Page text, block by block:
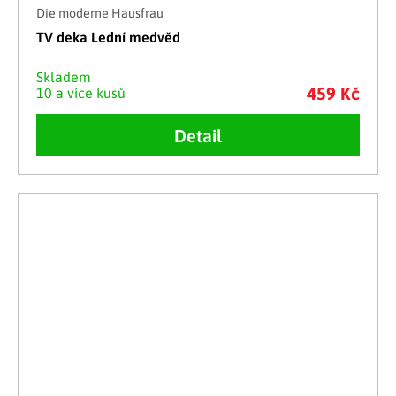
Die moderne Hausfrau
TV deka Lední medvěd
Skladem
10 a více kusů
459 Kč
Detail